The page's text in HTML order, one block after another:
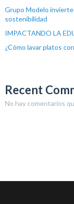
Grupo Modelo
sostenibilidad
IMPACTANDO LA
¿Cómo lavar platos
Recent
No hay comentarios